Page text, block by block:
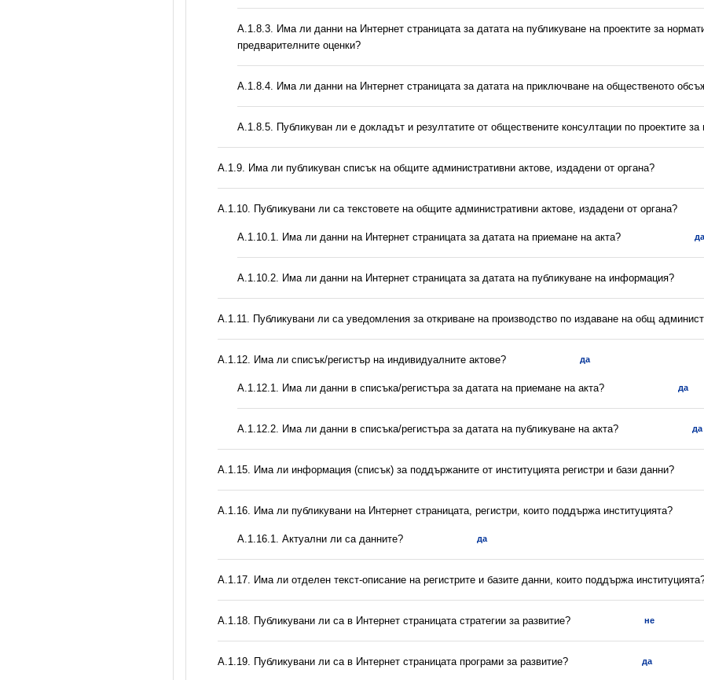
A.1.8.3. Има ли данни на Интернет страницата за датата на публикуване на проектите за
предварителните оценки?
A.1.8.4. Има ли данни на Интернет страницата за датата на приключване на общественото
А.1.8.5. Публикуван ли е докладът и резултатите от обществените консултации по проектите за
А.1.9. Има ли публикуван списък на общите административни актове, издадени от органа?
А.1.10. Публикувани ли са текстовете на общите административни актове, издадени от органа?
A.1.10.1. Има ли данни на Интернет страницата за датата на приемане на акта? да
A.1.10.2. Има ли данни на Интернет страницата за датата на публикуване на информация?
А.1.11. Публикувани ли са уведомления за откриване на производство по издаване на общ
А.1.12. Има ли списък/регистър на индивидуалните актове? да
A.1.12.1. Има ли данни в списъка/регистъра за датата на приемане на акта? да
A.1.12.2. Има ли данни в списъка/регистъра за датата на публикуване на акта? да
А.1.15. Има ли информация (списък) за поддържаните от институцията регистри и бази данни?
А.1.16. Има ли публикувани на Интернет страницата, регистри, които поддържа институцията?
A.1.16.1. Актуални ли са данните? да
А.1.17. Има ли отделен текст-описание на регистрите и базите данни, които поддържа
А.1.18. Публикувани ли са в Интернет страницата стратегии за развитие? не
А.1.19. Публикувани ли са в Интернет страницата програми за развитие? да